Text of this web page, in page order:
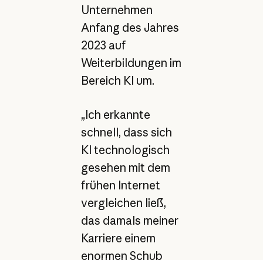
Unternehmen
Anfang des Jahres
2023 auf
Weiterbildungen im
Bereich KI um.
„Ich erkannte
schnell, dass sich
KI technologisch
gesehen mit dem
frühen Internet
vergleichen ließ,
das damals meiner
Karriere einem
enormen Schub